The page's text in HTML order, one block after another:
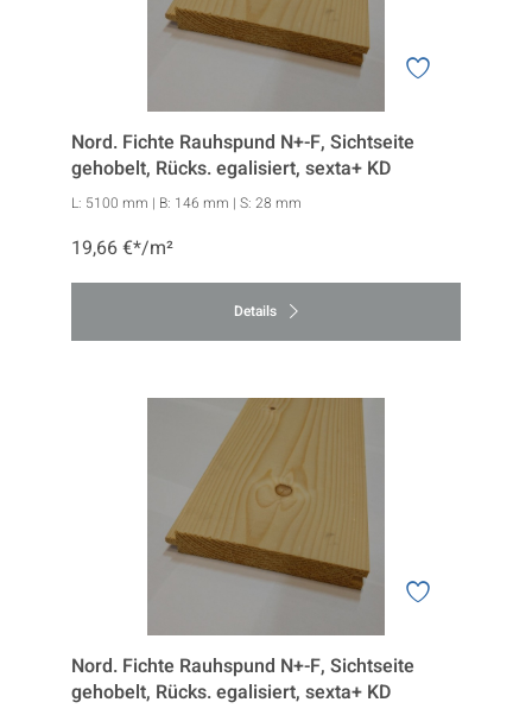
Nord. Fichte Rauhspund N+-F, Sichtseite
gehobelt, Rücks. egalisiert, sexta+ KD
L: 5100 mm | B: 146 mm | S: 28 mm
19,66 €*/m²
Details
Nord. Fichte Rauhspund N+-F, Sichtseite
gehobelt, Rücks. egalisiert, sexta+ KD